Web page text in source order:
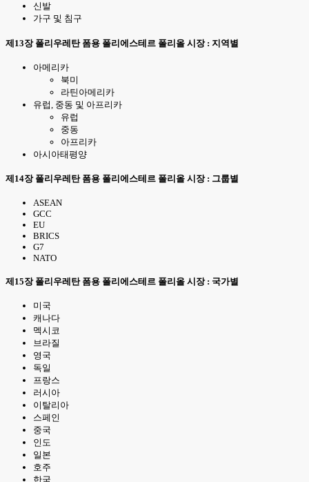
신발
가구 및 침구
제13장 폴리우레탄 폼용 폴리에스테르 폴리올 시장 : 지역별
아메리카
북미
라틴아메리카
유럽, 중동 및 아프리카
유럽
중동
아프리카
아시아태평양
제14장 폴리우레탄 폼용 폴리에스테르 폴리올 시장 : 그룹별
ASEAN
GCC
EU
BRICS
G7
NATO
제15장 폴리우레탄 폼용 폴리에스테르 폴리올 시장 : 국가별
미국
캐나다
멕시코
브라질
영국
독일
프랑스
러시아
이탈리아
스페인
중국
인도
일본
호주
한국